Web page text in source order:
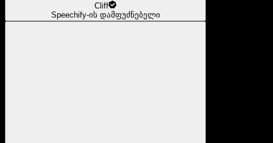
Cliff
Speechify-ის დამფუძნებელი